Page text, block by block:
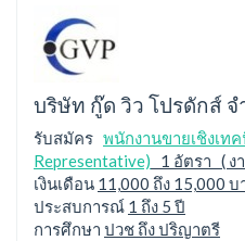
บริษัท กู๊ด วิว โปรดักส์ จ
รับสมัคร พนักงานขายเชิงเทค
Representative) 1 อัตรา ( ง
เงินเดือน 11,000 ถึง 15,000 บ
ประสบการณ์ 1 ถึง 5 ปี
การศึกษา ปวช ถึง ปริญาตรี